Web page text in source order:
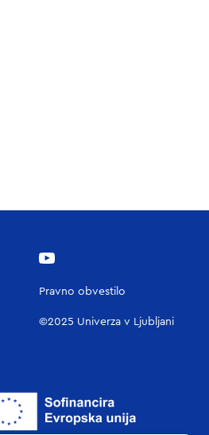
Pravno obvestilo
©2025 Univerza v Ljubljani